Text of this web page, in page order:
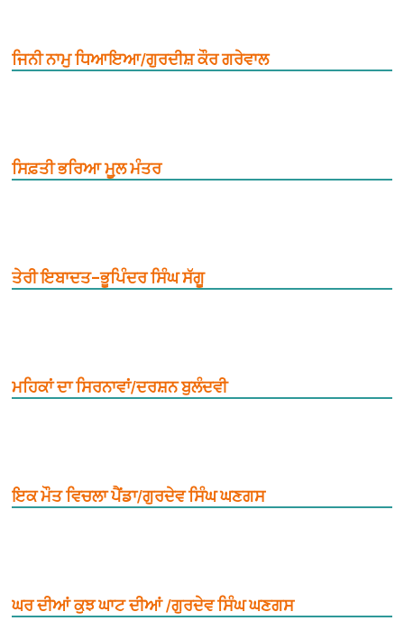
ਜਿਨੀ ਨਾਮੁ ਧਿਆਇਆ/ਗੁਰਦੀਸ਼ ਕੌਰ ਗਰੇਵਾਲ
ਸਿਫ਼ਤੀ ਭਰਿਆ ਮੂ਼ਲ ਮੰਤਰ
ਤੇਰੀ ਇਬਾਦਤ–ਭੂਪਿੰਦਰ ਸਿੰਘ ਸੱਗੂ
ਮਹਿਕਾਂ ਦਾ ਸਿਰਨਾਵਾਂ/ਦਰਸ਼ਨ ਬੁਲੰਦਵੀ
ਇਕ ਮੌਤ ਵਿਚਲਾ ਪੈਂਡਾ/ਗੁਰਦੇਵ ਸਿੰਘ ਘਣਗਸ
ਘਰ ਦੀਆਂ ਕੁਝ ਘਾਟ ਦੀਆਂ /ਗੁਰਦੇਵ ਸਿੰਘ ਘਣਗਸ